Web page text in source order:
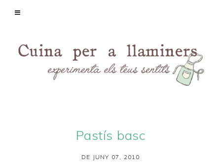
Pastís basc
DE JUNY 07, 2010